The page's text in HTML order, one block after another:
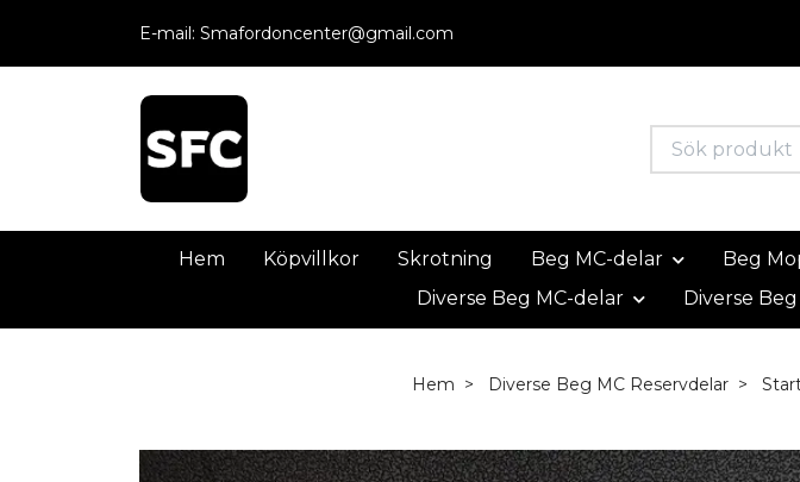
E-mail: Smafordoncenter@gmail.com
Hem Köpvillkor Skrotning Beg MC-delar Beg
Diverse Beg MC-delar
Diverse
Hem Diverse Beg MC Reservdelar